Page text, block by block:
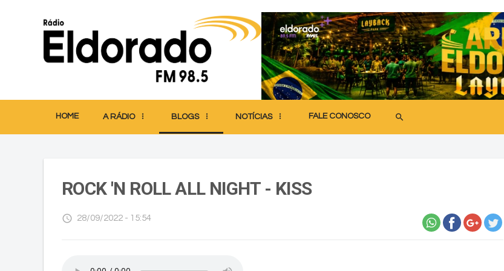
HOME A RÁDIO BLOGS NOTÍCIAS FALE CONOSCO search
ROCK 'N ROLL ALL NIGHT - KISS
access_time 28/09/2022 - 15:54